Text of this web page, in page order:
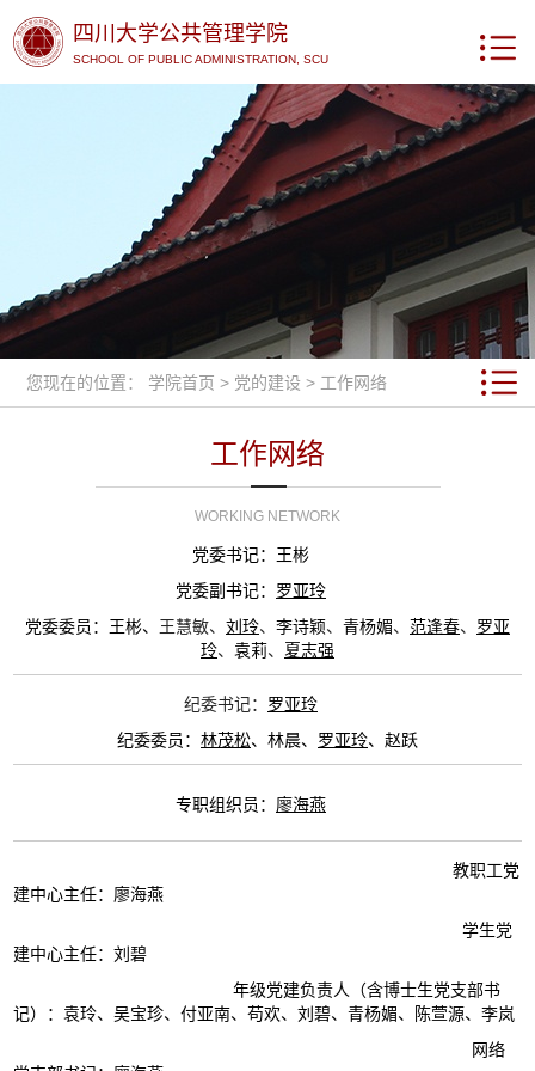
四川大学公共管理学院
SCHOOL OF PUBLIC ADMINISTRATION, SCU
您现在的位置： 学院首页 > 党的建设 > 工作网络
工作网络
WORKING NETWORK
党委书记：王彬
党委副书记： 罗亚玲
党委委员：王彬、 王慧敏、 刘玲、 李诗颖、 青杨媚、 范逢春、 罗亚
玲、 袁莉、 夏志强
纪委书记： 罗亚玲
纪委委员： 林茂松、 林晨、 罗亚玲、 赵跃
专职组织员： 廖海燕
教职工党
建中心主任：廖海燕
学生党
建中心主任：刘碧
年级党建负责人（含博士生党支部书
记）：袁玲、吴宝珍、付亚南、苟欢、刘碧、青杨媚、陈萱源、李岚
网络